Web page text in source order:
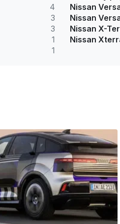
4
3
3
1
1
Nissan
Nissan
Nissan X-
Nissan